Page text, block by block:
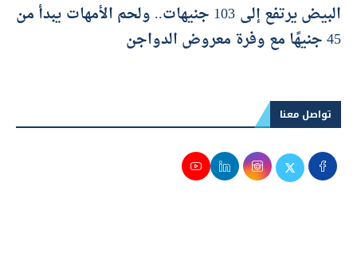
البيض يرتفع إلى 103 جنيهات.. ولحم الأمهات يبدأ من
45 جنيهًا مع وفرة معروض الدواجن
تواصل معنا